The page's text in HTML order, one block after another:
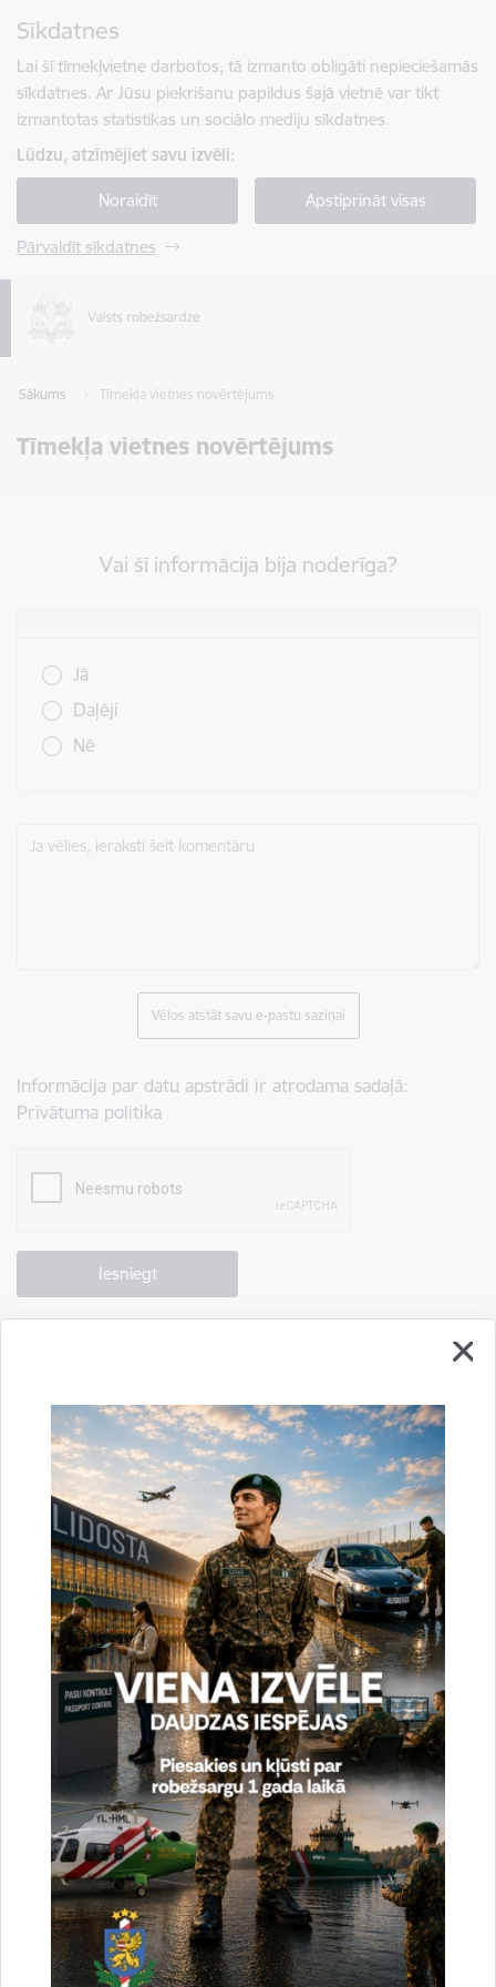
Sīkdatnes
Lai šī tīmekļvietne darbotos, tā izmanto obligāti nepieciešamās
sīkdatnes. Ar Jūsu piekrišanu papildus šajā vietnē var tikt
izmantotas statistikas un sociālo mediju sīkdatnes.
Lūdzu, atzīmējiet savu izvēli:
Noraidīt Apstiprināt visas
Pārvaldīt sīkdatnes
Sākums Tīmekļa vietnes novērtējums
Tīmekļa vietnes novērtējums
Vai šī informācija bija noderīga?
Jā
Daļēji
Nē
Ja vēlies, ieraksti šeit komentāru
Vēlos atstāt savu e-pastu saziņai
Informācija par datu apstrādi ir atrodama sadaļā:
Privātuma politika
Vai šī informācija bija noderīga?
Sniegt atsauksmi
Esi pirmais, kas uzzina!